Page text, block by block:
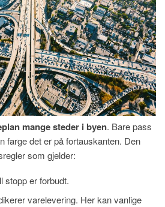
mange steder i byen. Bare pass
farge det er på fortauskanten. Den
som gjelder:
stopp er forbudt.
varelevering. Her kan vanlige